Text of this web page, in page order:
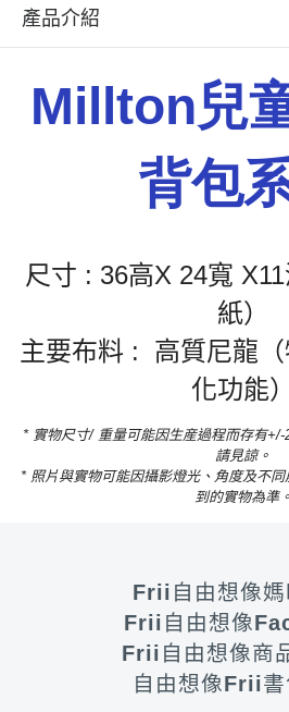
產品介紹
Millton兒
背包
尺寸 : 36高X 24寬 X11
紙）
主要布料 :
高質尼龍
化功能）
* 實物尺寸/ 重量可能因生産過程而存有+/-
請見諒。
* 照片與實物可能因攝影燈光、角度及不
到的實物為準。
Frii自由想像媽
Frii自由想像
Frii自由想像商
自由想像Frii書